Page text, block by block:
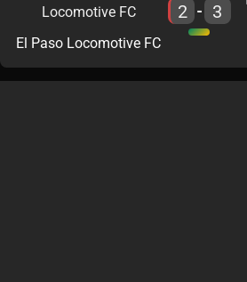
El Paso Locomotive FC
2 - 3